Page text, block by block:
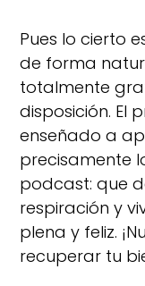
Pues lo cierto
de forma
totalmente
disposición. El
enseñado a
precisamente
podcast: que
respiración y
plena y feliz.
recuperar tu